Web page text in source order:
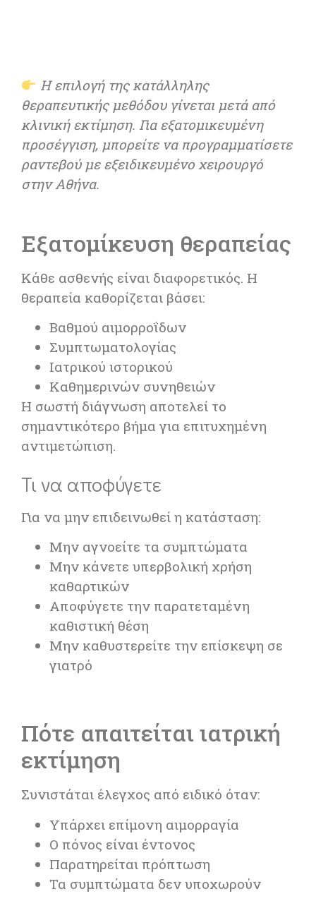
Η επιλογή της κατάλληλης
θεραπευτικής μεθόδου γίνεται μετά από
κλινική εκτίμηση. Για εξατομικευμένη
προσέγγιση, μπορείτε να προγραμματίσετε
ραντεβού με εξειδικευμένο χειρουργό
στην Αθήνα.
Εξατομίκευση θεραπείας
Κάθε ασθενής είναι διαφορετικός. Η
θεραπεία καθορίζεται βάσει:
Βαθμού αιμορροΐδων
Συμπτωματολογίας
Ιατρικού ιστορικού
Καθημερινών συνηθειών
Η σωστή διάγνωση αποτελεί το
σημαντικότερο βήμα για επιτυχημένη
αντιμετώπιση.
Τι να αποφύγετε
Για να μην επιδεινωθεί η κατάσταση:
Μην αγνοείτε τα συμπτώματα
Μην κάνετε υπερβολική χρήση
καθαρτικών
Αποφύγετε την παρατεταμένη
καθιστική θέση
Μην καθυστερείτε την επίσκεψη σε
γιατρό
Πότε απαιτείται ιατρική
εκτίμηση
Συνιστάται έλεγχος από ειδικό όταν:
Υπάρχει επίμονη αιμορραγία
Ο πόνος είναι έντονος
Παρατηρείται πρόπτωση
Τα συμπτώματα δεν υποχωρούν